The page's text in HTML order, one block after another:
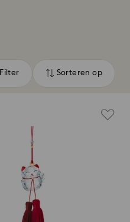
Filter
Filter Sorteren op
Sorteren